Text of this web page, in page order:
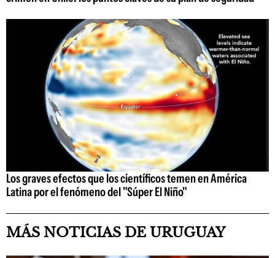
Los graves efectos que los científicos temen en América
Latina por el fenómeno del "Súper El Niño"
MÁS NOTICIAS DE URUGUAY